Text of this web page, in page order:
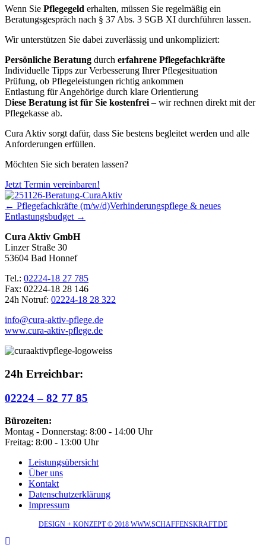
Wenn Sie Pflegegeld erhalten, müssen Sie regelmäßig ein
Beratungsgespräch nach § 37 Abs. 3 SGB XI durchführen lassen.
Wir unterstützen Sie dabei zuverlässig und unkompliziert:
Persönliche Beratung durch erfahrene Pflegefachkräfte
Individuelle Tipps zur Verbesserung Ihrer Pflegesituation
Prüfung, ob Pflegeleistungen richtig ankommen
Entlastung für Angehörige durch klare Orientierung
Diese Beratung ist für Sie kostenfrei – wir rechnen direkt mit der
Pflegekasse ab.
Cura Aktiv sorgt dafür, dass Sie bestens begleitet werden und alle
Anforderungen erfüllen.
Möchten Sie sich beraten lassen?
Jetzt Termin vereinbaren!
← Pflegefachkräfte (m/w/d)Verhinderungspflege & neues
Entlastungsbudget →
Cura Aktiv GmbH
Linzer Straße 30
53604 Bad Honnef
Tel.: 02224-18 27 785
Fax: 02224-18 28 146
24h Notruf: 02224-18 28 322
info@cura-aktiv-pflege.de
www.cura-aktiv-pflege.de
24h Erreichbar:
02224 – 82 77 85
Bürozeiten:
Montag - Donnerstag: 8:00 - 14:00 Uhr
Freitag: 8:00 - 13:00 Uhr
Leistungsübersicht
Über uns
Kontakt
Datenschutzerklärung
Impressum
DESIGN + KONZEPT © 2018 WWW.SCHAFFENSKRAFT.DE
Nach